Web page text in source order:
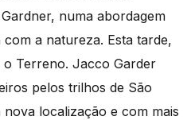
numa abordagem
a natureza. Esta tarde,
Terreno. Jacco Garder
pelos trilhos de São
localização e com mais